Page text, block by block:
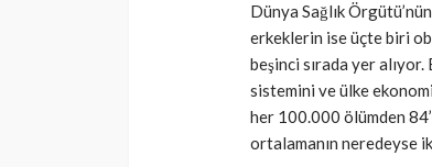
Dünya Sağlık
erkeklerin ise üçte biri
beşinci sırada yer
sistemini ve ülke
her 100.000 ölümden
ortalamanın neredeyse